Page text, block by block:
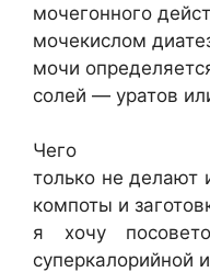
мочегонного
мочекислом
мочи
солей — уратов
Чего
только не
компоты и
я хочу
суперкалорийной